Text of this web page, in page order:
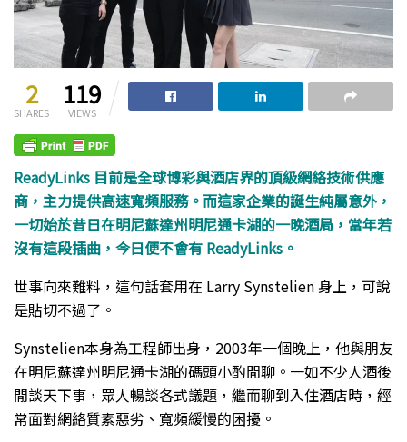
2
SHARES
119
VIEWS
ReadyLinks 目前是全球博彩與酒店界的頂級網絡技術供應
商，主力提供高速寬頻服務。而這家企業的誕生純屬意外，
一切始於昔日在明尼蘇達州明尼通卡湖的一晚酒局，當年若
沒有這段插曲，今日便不會有 ReadyLinks。
世事向來難料，這句話套用在 Larry Synstelien 身上，可說
是貼切不過了。
Synstelien本身為工程師出身，2003年一個晚上，他與朋友
在明尼蘇達州明尼通卡湖的碼頭小酌閒聊。一如不少人酒後
閒談天下事，眾人暢談各式議題，繼而聊到入住酒店時，經
常面對網絡質素惡劣、寬頻緩慢的困擾。